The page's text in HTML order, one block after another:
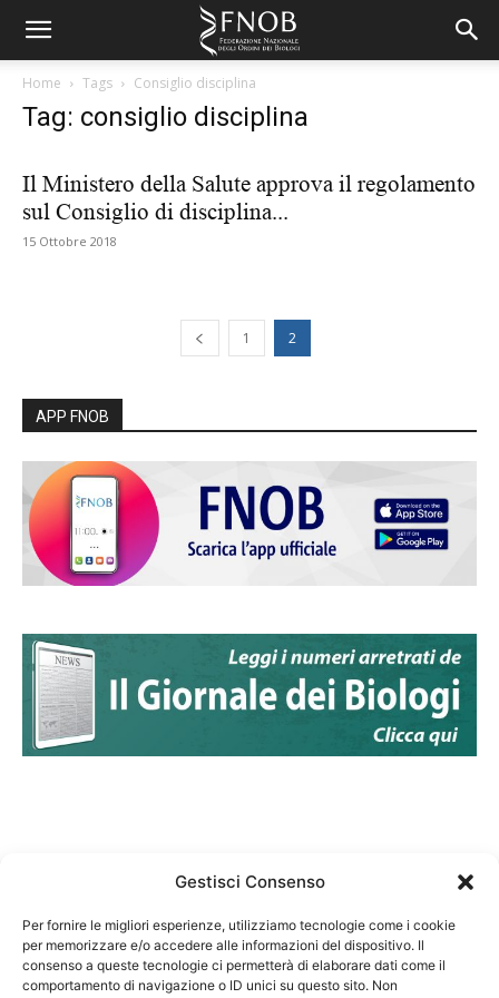
Gestisci Consenso
Per fornire le migliori esperienze, utilizziamo tecnologie come i cookie
per memorizzare e/o accedere alle informazioni del dispositivo. Il
consenso a queste tecnologie ci permetterà di elaborare dati come il
comportamento di navigazione o ID unici su questo sito. Non
Home Tags Consiglio disciplina
Tag: consiglio disciplina
Il Ministero della Salute approva il regolamento
sul Consiglio di disciplina...
15 Ottobre 2018
1 2
APP FNOB
Federazione Nazionale Degli Ordini dei Biologi:
codice fiscale 80069130583